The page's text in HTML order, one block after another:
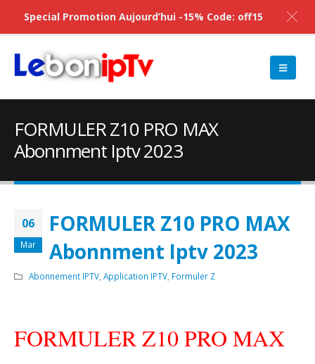
FORMULER Z10 PRO MAX
Abonnment Iptv 2023
06
Mar
FORMULER Z10 PRO MAX
Abonnment Iptv 2023
Abonnement IPTV, Application IPTV, Formuler Z
FORMULER Z10 PRO MAX
Special Promotion Aujourd’hui -15% Code: off15